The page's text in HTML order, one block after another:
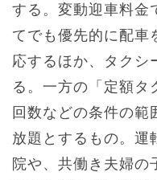
する。変動迎車料金
てでも優先的に配車
応するほか、タクシ
る。一方の「定額タ
回数などの条件の範
放題とするもの。運
院や、共働き夫婦の